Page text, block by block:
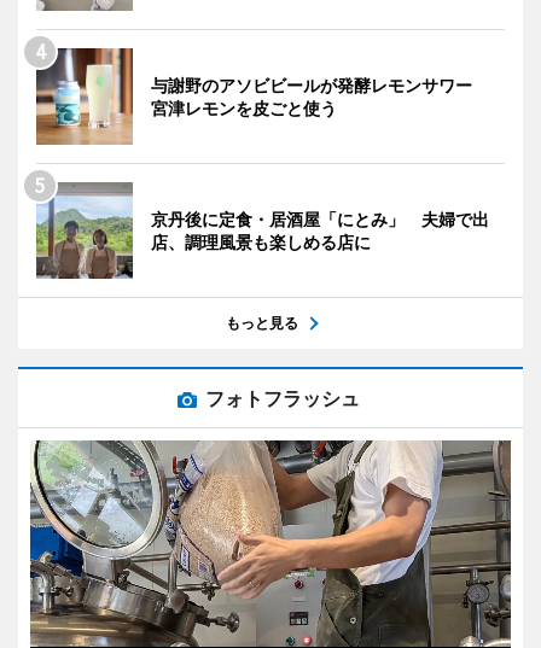
与謝野のアソビビールが発酵レモンサワー
宮津レモンを皮ごと使う
京丹後に定食・居酒屋「にとみ」 夫婦で出
店、調理風景も楽しめる店に
もっと見る
フォトフラッシュ